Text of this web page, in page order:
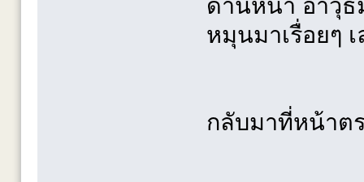
ด้านหน้า อาวุธ
หมุนมาเรื่อยๆ เ
กลับมาที่หน้าต